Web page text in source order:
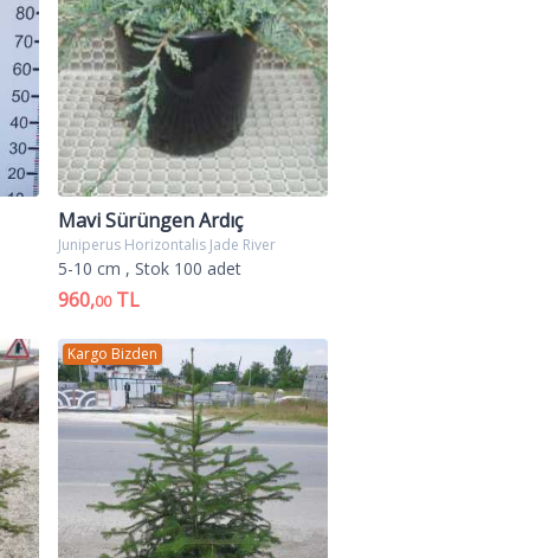
kadar paraleldir.
2-3 ü tohum tutar. Üretimi
topraklarda iyi gelişirler; nemli
alanlarda, paark ve bahçelerde,
Mavi Sürüngen Ardıç
Juniperus Horizontalis Jade River
5-10 cm , Stok 100 adet
960,00TL
Kargo Bizden